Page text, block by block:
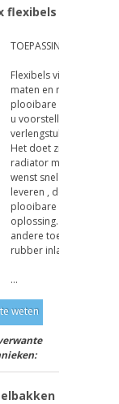
flexibels
TOEPASSINGEN
Flexibels vindt u in
maten en modellen ,
plooibare inox
u voorstellen zijn een
verlengstuk van ons
Het doet zich voor dat
radiator moet
wenst snel en proper
leveren , de uitrekbare
plooibare flexibel is de
oplossing. Uitteraard
andere toepassingen .
rubber inlage RVS
...
weten